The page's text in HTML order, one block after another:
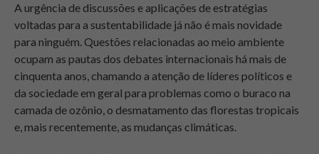
A urgência de discussões e aplicações de estratégias
voltadas para a sustentabilidade já não é mais novidade
para ninguém. Questões relacionadas ao meio ambiente
ocupam as pautas dos debates internacionais há mais de
cinquenta anos, chamando a atenção de líderes políticos e
da sociedade em geral para problemas como o buraco na
camada de ozônio, o desmatamento das florestas tropicais
e, mais recentemente, as mudanças climáticas.